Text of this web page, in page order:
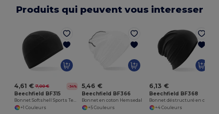
Produits qui peuvent vous interesser
4,61 € 7,00 € -34%
Beechfield BF315
Bonnet Softshell Sports Tech
+1 Couleurs
5,46 €
Beechfield BF366
Bonnet en coton Hemsedal
+5 Couleurs
6,13 €
Beechfield BF368
+4 Couleurs